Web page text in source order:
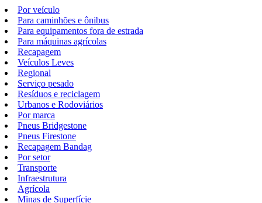
Por veículo
Para caminhões e ônibus
Para equipamentos fora de estrada
Para máquinas agrícolas
Recapagem
Veículos Leves
Regional
Serviço pesado
Resíduos e reciclagem
Urbanos e Rodoviários
Por marca
Pneus Bridgestone
Pneus Firestone
Recapagem Bandag
Por setor
Transporte
Infraestrutura
Agrícola
Minas de Superfície